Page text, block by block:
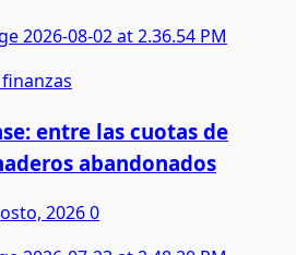
entre las cuotas de
abandonados
20260